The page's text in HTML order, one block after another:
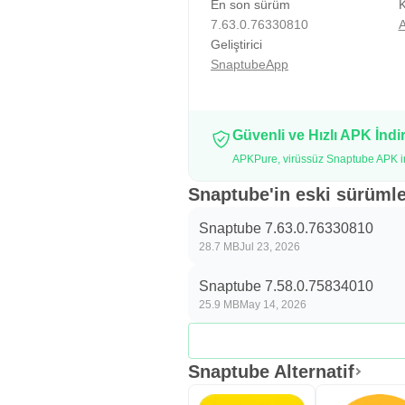
etmek iyi bir alışkanlıktır.
Sade Arayüz ve Çevrimdışı
günlük öneriler, ne indirileceğine
indirme adımlarına odaklanır.
İndirme tamamlandıktan sonra
Messenger gibi uygulamalarla
Snaptube Avantajlar ve
Snaptube, geniş site desteği ve
Değerlendirme yapılırken indirme
Avantajlar
En son sürüm
7.63.0.76330810
Geliştirici
SnaptubeApp
Güvenli ve Hızlı APK
APKPure, virüssüz Snaptube APK
Snaptube'in eski
Snaptube 7.63.0.76330810
28.7 MBJul 23, 2026
Snaptube 7.58.0.75834010
25.9 MBMay 14, 2026
Snaptube Alternatif